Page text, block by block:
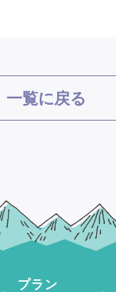
一覧に戻る
プラン